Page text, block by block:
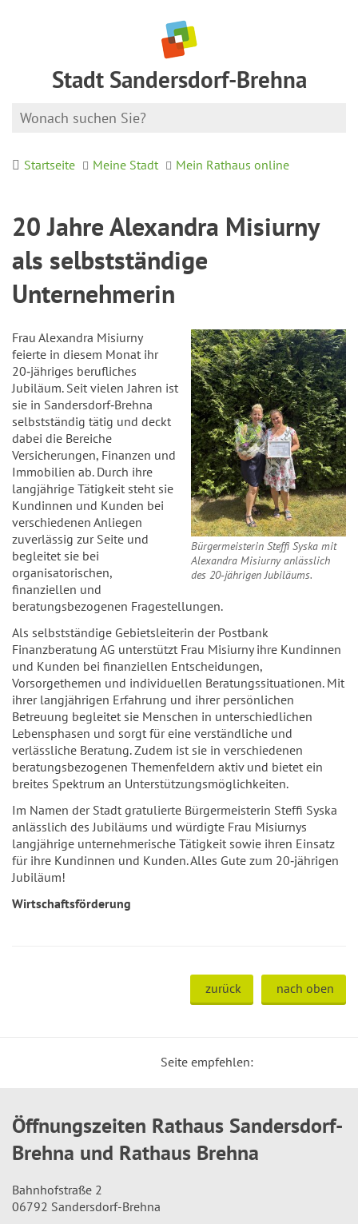
Stadt Sandersdorf-Brehna
Startseite Meine Stadt Mein Rathaus online
20 Jahre Alexandra Misiurny
als selbstständige
Unternehmerin
Bürgermeisterin Steffi Syska mit
Alexandra Misiurny anlässlich
des 20‑jährigen Jubiläums.
Frau Alexandra Misiurny
feierte in diesem Monat ihr
20‑jähriges berufliches
Jubiläum. Seit vielen Jahren ist
sie in Sandersdorf‑Brehna
selbstständig tätig und deckt
dabei die Bereiche
Versicherungen, Finanzen und
Immobilien ab. Durch ihre
langjährige Tätigkeit steht sie
Kundinnen und Kunden bei
verschiedenen Anliegen
zuverlässig zur Seite und
begleitet sie bei
organisatorischen,
finanziellen und
beratungsbezogenen Fragestellungen.
Als selbstständige Gebietsleiterin der Postbank
Finanzberatung AG unterstützt Frau Misiurny ihre Kundinnen
und Kunden bei finanziellen Entscheidungen,
Vorsorgethemen und individuellen Beratungssituationen. Mit
ihrer langjährigen Erfahrung und ihrer persönlichen
Betreuung begleitet sie Menschen in unterschiedlichen
Lebensphasen und sorgt für eine verständliche und
verlässliche Beratung. Zudem ist sie in verschiedenen
beratungsbezogenen Themenfeldern aktiv und bietet ein
breites Spektrum an Unterstützungsmöglichkeiten.
Im Namen der Stadt gratulierte Bürgermeisterin Steffi Syska
anlässlich des Jubiläums und würdigte Frau Misiurnys
langjährige unternehmerische Tätigkeit sowie ihren Einsatz
für ihre Kundinnen und Kunden. Alles Gute zum 20‑jährigen
Jubiläum!
Wirtschaftsförderung
zurück nach oben
Seite empfehlen:
Öffnungszeiten Rathaus Sandersdorf-
Brehna und Rathaus Brehna
Bahnhofstraße 2
06792 Sandersdorf-Brehna